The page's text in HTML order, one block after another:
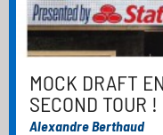
MOCK DRAFT
SECOND TOUR !
Alexandre Berthaud